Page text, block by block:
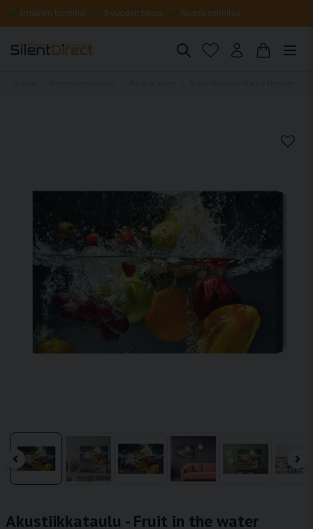
Ilmainen toimitus 5 vuoden takuu Nopea toimitus
Akustiikkataulu - Fruit in the water